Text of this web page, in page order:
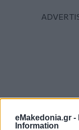
eMakedonia.gr -
Information